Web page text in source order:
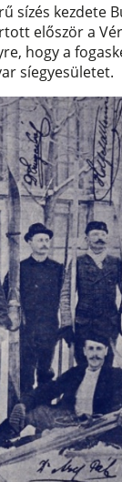
sízés kezdete
először a
hogy a
síegyesületet.